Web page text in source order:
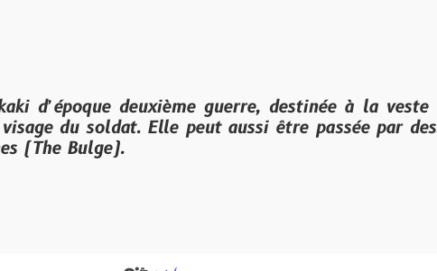
deuxième guerre, destinée à la veste m43.
Elle peut aussi être passée par dessus le